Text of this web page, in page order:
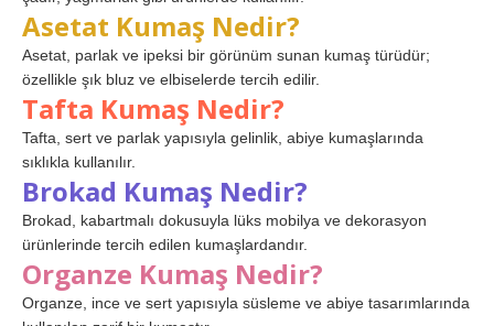
Asetat Kumaş Nedir?
Asetat, parlak ve ipeksi bir görünüm sunan kumaş türüdür;
özellikle şık bluz ve elbiselerde tercih edilir.
Tafta Kumaş Nedir?
Tafta, sert ve parlak yapısıyla gelinlik, abiye kumaşlarında
sıklıkla kullanılır.
Brokad Kumaş Nedir?
Brokad, kabartmalı dokusuyla lüks mobilya ve dekorasyon
ürünlerinde tercih edilen kumaşlardandır.
Organze Kumaş Nedir?
Organze, ince ve sert yapısıyla süsleme ve abiye tasarımlarında